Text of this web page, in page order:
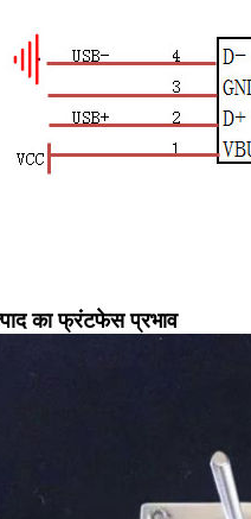
का फ्रंटफेस प्रभाव